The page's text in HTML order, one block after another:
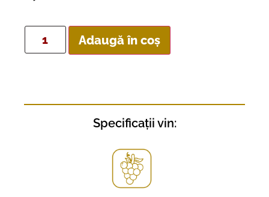
Adaugă în coș
Specificații vin: